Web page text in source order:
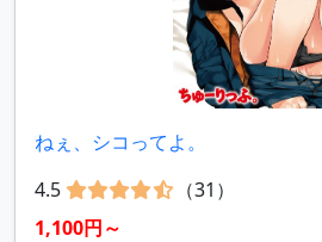
ねぇ、シコってよ。
4.5
（31）
1,100円～